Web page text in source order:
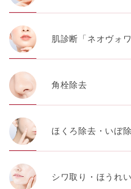
肌診断「ネオヴォワ
角栓除去
ほくろ除去・いぼ
シワ取り・ほうれ